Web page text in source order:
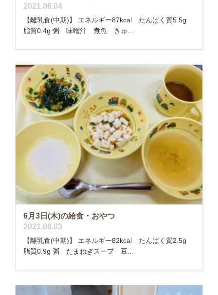
2021.06.04
【離乳食(中期)】 エネルギー87kcal たんぱく質5.5g
脂質0.4g 粥 味噌汁 煮魚 きゅ...
6月3日(木)の給食・おやつ
2021.06.03
【離乳食(中期)】 エネルギー82kcal たんぱく質2.5g
脂質0.9g 粥 たまねぎスープ 豆...